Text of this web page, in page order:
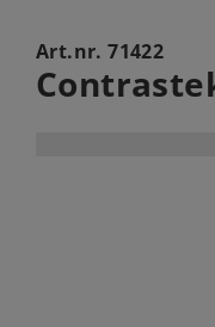
Art.nr.71422